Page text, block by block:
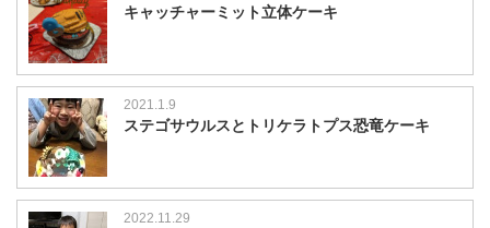
キャッチャーミット立体ケーキ
2021.1.9
ステゴサウルスとトリケラトプス恐竜ケーキ
2022.11.29